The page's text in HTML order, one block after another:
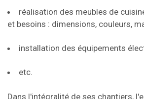
réalisation des meubles de
et besoins : dimensions, couleurs,
installation des équipements
etc.
Dans l'intégralité de ses chantiers,